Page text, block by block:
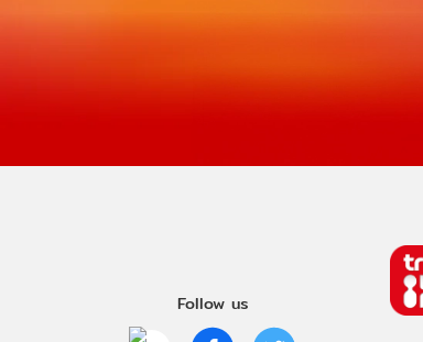
Follow us